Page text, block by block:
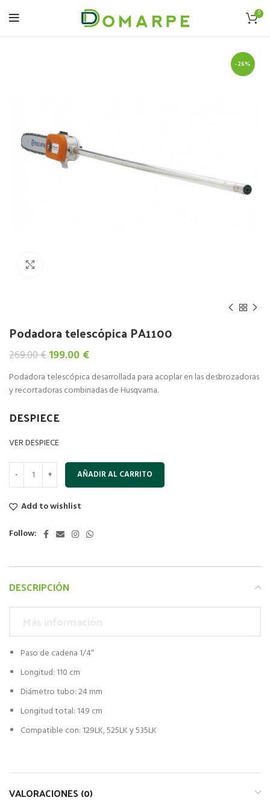
0
-26%
Podadora telescópica PA1100
269.00€El
original
era:
199.00 €El
actual
es:
Podadora telescópica desarrollada para acoplar en las desbrozadoras
y recortadoras combinadas de Husqvarna.
DESPIECE
VER DESPIECE
AÑADIR AL CARRITO
Add to wishlist
Follow:
DESCRIPCIÓN
Paso de cadena 1/4″
Longitud: 110 cm
Diámetro tubo: 24 mm
Longitud total: 149 cm
Compatible con: 129LK, 525LK y 535LK
VALORACIONES (0)